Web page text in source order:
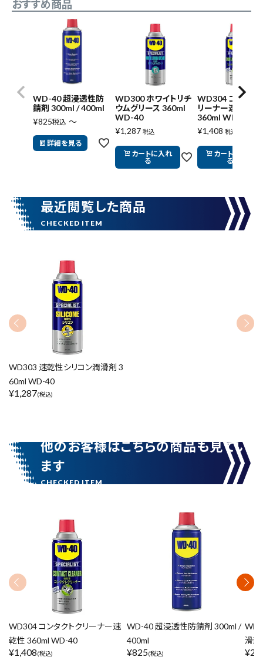
キーワードから探す
search
腰袋 バンスト展示品
カテゴリーから探す ブランドから探す
円 ～ 円
リセット
おすすめ商品
WD-40 超浸透性防
錆剤 300ml / 400ml
¥825税込 〜
詳細を見る
WD300 ホワイトリチ
ウムグリース 360ml
WD-40
¥1,287 税込
カートに入れ
る
WD304 コンタク
リーナー速乾性
360ml WD-40
¥1,408 税込
カートに入れ
る
最近閲覧した商品
WD303 速乾性シリコン潤滑剤 3
60ml WD-40
¥1,287(税込)
他のお客様はこちらの商品も見てい
ます
WD304 コンタクトクリーナー速
乾性 360ml WD-40
¥1,408(税込)
WD-40 超浸透性防錆剤 300ml /
400ml
¥825(税込)
WD-
滑剤
¥